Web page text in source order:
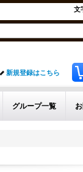
文
新規登録はこちら
グループ一覧